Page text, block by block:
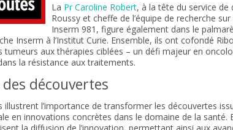
La Pr Caroline Robert, à la tête du service
Roussy et cheffe de l’équipe de recherche
Inserm 981, figure également dans le
Inserm à l’Institut Curie. Ensemble, ils ont cofondé
tumeurs aux thérapies ciblées – un défi majeur en
la résistance aux traitements.
découvertes
illustrent l’importance de transformer les découvertes
en innovations concrètes dans le domaine de la santé.